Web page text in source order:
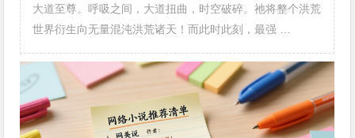
大道至尊。呼吸之间，大道扭曲，时空破碎。祂将整个洪荒
世界衍生向无量混沌洪荒诸天！而此时此刻，最强 …